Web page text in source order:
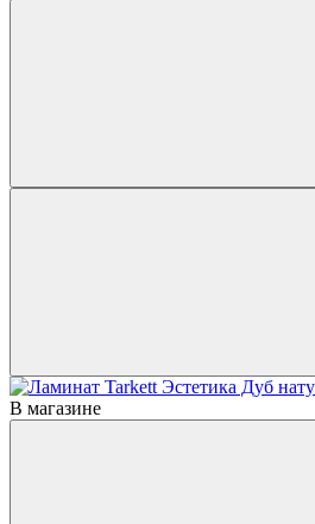
В магазине